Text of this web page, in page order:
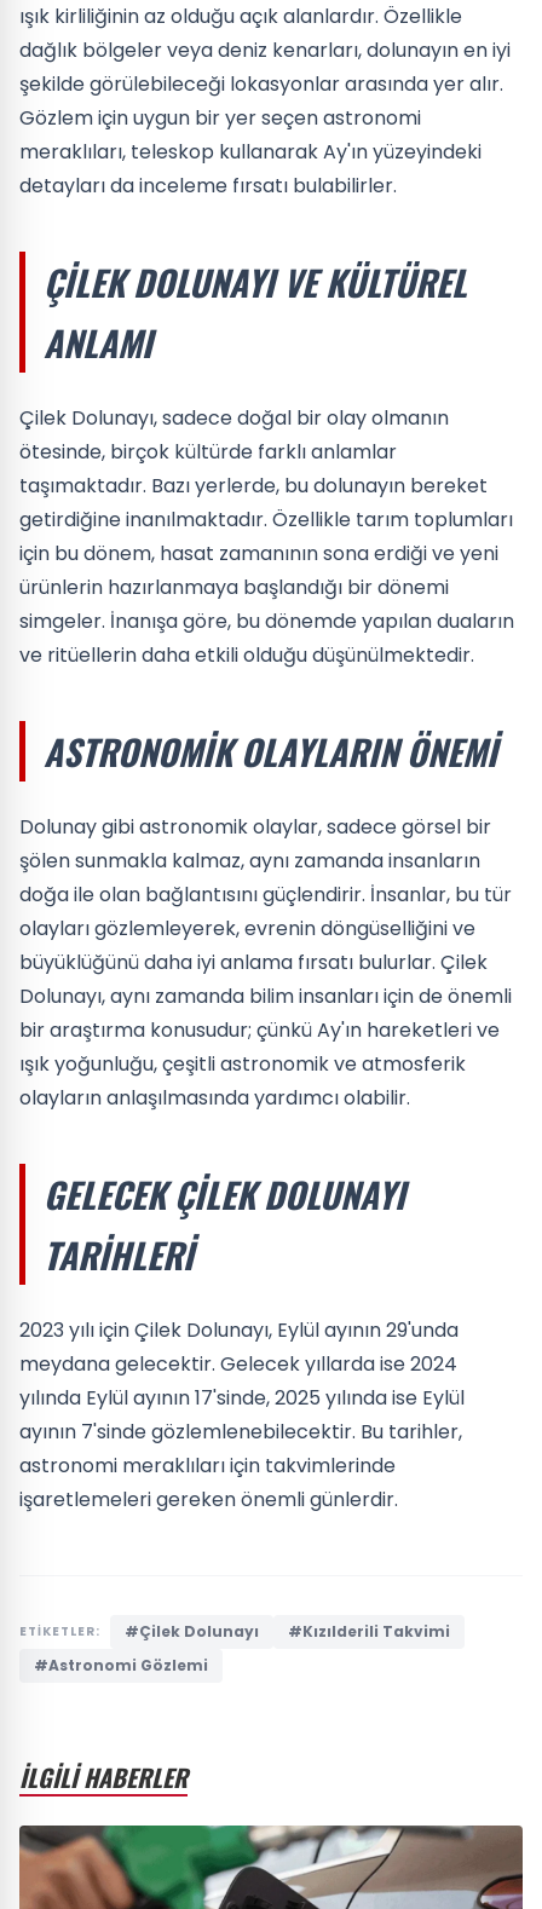
ışık kirliliğinin az olduğu açık alanlardır. Özellikle
dağlık bölgeler veya deniz kenarları, dolunayın en iyi
şekilde görülebileceği lokasyonlar arasında yer alır.
Gözlem için uygun bir yer seçen astronomi
meraklıları, teleskop kullanarak Ay'ın yüzeyindeki
detayları da inceleme fırsatı bulabilirler.
ÇILEK DOLUNAYI VE KÜLTÜREL
ANLAMI
Çilek Dolunayı, sadece doğal bir olay olmanın
ötesinde, birçok kültürde farklı anlamlar
taşımaktadır. Bazı yerlerde, bu dolunayın bereket
getirdiğine inanılmaktadır. Özellikle tarım toplumları
için bu dönem, hasat zamanının sona erdiği ve yeni
ürünlerin hazırlanmaya başlandığı bir dönemi
simgeler. İnanışa göre, bu dönemde yapılan duaların
ve ritüellerin daha etkili olduğu düşünülmektedir.
ASTRONOMIK OLAYLARIN ÖNEMI
Dolunay gibi astronomik olaylar, sadece görsel bir
şölen sunmakla kalmaz, aynı zamanda insanların
doğa ile olan bağlantısını güçlendirir. İnsanlar, bu tür
olayları gözlemleyerek, evrenin döngüselliğini ve
büyüklüğünü daha iyi anlama fırsatı bulurlar. Çilek
Dolunayı, aynı zamanda bilim insanları için de önemli
bir araştırma konusudur; çünkü Ay'ın hareketleri ve
ışık yoğunluğu, çeşitli astronomik ve atmosferik
olayların anlaşılmasında yardımcı olabilir.
GELECEK ÇILEK DOLUNAYI
TARIHLERI
2023 yılı için Çilek Dolunayı, Eylül ayının 29'unda
meydana gelecektir. Gelecek yıllarda ise 2024
yılında Eylül ayının 17'sinde, 2025 yılında ise Eylül
ayının 7'sinde gözlemlenebilecektir. Bu tarihler,
astronomi meraklıları için takvimlerinde
işaretlemeleri gereken önemli günlerdir.
ETİKETLER: #Çilek Dolunayı
#Kızılderili Takvimi
#Astronomi Gözlemi
İLGİLİ HABERLER